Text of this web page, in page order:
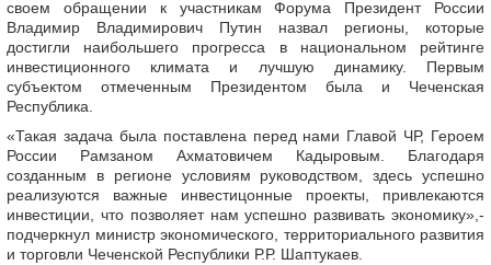
своем обращении к участникам Форума Президент России
Владимир Владимирович Путин назвал регионы, которые
достигли наибольшего прогресса в национальном рейтинге
инвестиционного климата и лучшую динамику. Первым
субъектом отмеченным Президентом была и Чеченская
Республика.
«Такая задача была поставлена перед нами Главой ЧР, Героем
России Рамзаном Ахматовичем Кадыровым. Благодаря
созданным в регионе условиям руководством, здесь успешно
реализуются важные инвестицонные проекты, привлекаются
инвестиции, что позволяет нам успешно развивать экономику»,-
подчеркнул министр экономического, территориального развития
и торговли Чеченской Республики Р.Р. Шаптукаев.